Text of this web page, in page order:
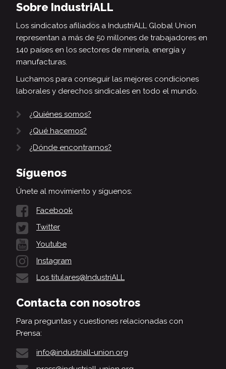
Sobre IndustriALL
Los sindicatos afiliados a IndustriALL Global Union
representan a más de 50 millones de trabajadores en
140 países en los sectores de minería, energía y
manufacturas.
Luchamos para conseguir las mejores condiciones
laborales y derechos sindicales en todo el mundo.
¿Quiénes somos?
¿Qué hacemos?
¿Dónde encontrarnos?
Síguenos
Únete al movimiento y síguenos:
Facebook
Twitter
Youtube
Instagram
Los titulares@IndustriALL
Contacta con nosotros
Para preguntas y cuestiones relacionadas con
Prensa:
info@industriall-union.org